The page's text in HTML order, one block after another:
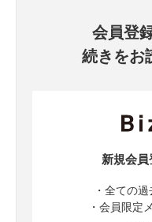
会員登
続きをお
新規会員
・全ての
・会員限定